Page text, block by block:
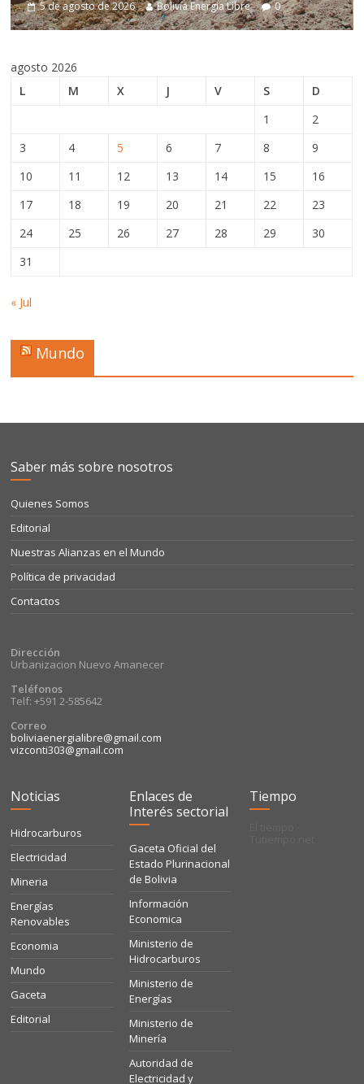
Bolivia Energia Libre 0 5 de agosto de
agosto 2026
L
M X J V S
D
1
2
3
4 5 6 7 8
9
10
11 12 13 14 15
16
17
18 19 20 21 22
23
24
25 26 27 28 29
30
31
« Jul
Mundo
Saber más sobre nosotros
Quienes Somos
Editorial
Nuestras Alianzas en el Mundo
Política de privacidad
Contactos
Dirección
Urbanizacion Nuevo Amanecer
Teléfonos
Telf: +591 2-585642
Correo
boliviaenergialibre@gmail.com
vizconti303@gmail.com
Noticias
Hidrocarburos
Electricidad
Mineria
Energías
Renovables
Economia
Mundo
Gaceta
Editorial
Enlaces de
Interés sectorial
Gaceta Oficial del
Estado Plurinacional
de Bolivia
Información
Economica
Ministerio de
Hidrocarburos
Ministerio de
Energías
Ministerio de
Minería
Autoridad de
Electricidad y
Tiempo